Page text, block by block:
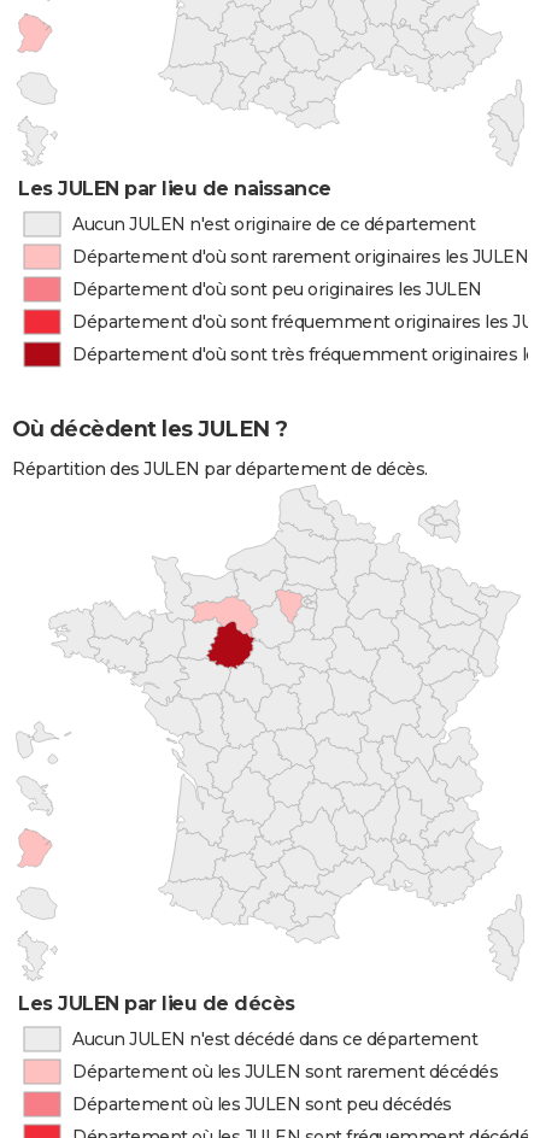
Les JULEN par lieu de naissance
Aucun JULEN n'est originaire de ce département
Département d'où sont rarement originaires les JULEN
Département d'où sont peu originaires les JULEN
Département d'où sont fréquemment originaires les
Département d'où sont très fréquemment originaires
Où décèdent les JULEN ?
Répartition des JULEN par département de décès.
Les JULEN par lieu de décès
Aucun JULEN n'est décédé dans ce département
Département où les JULEN sont rarement décédés
Département où les JULEN sont peu décédés